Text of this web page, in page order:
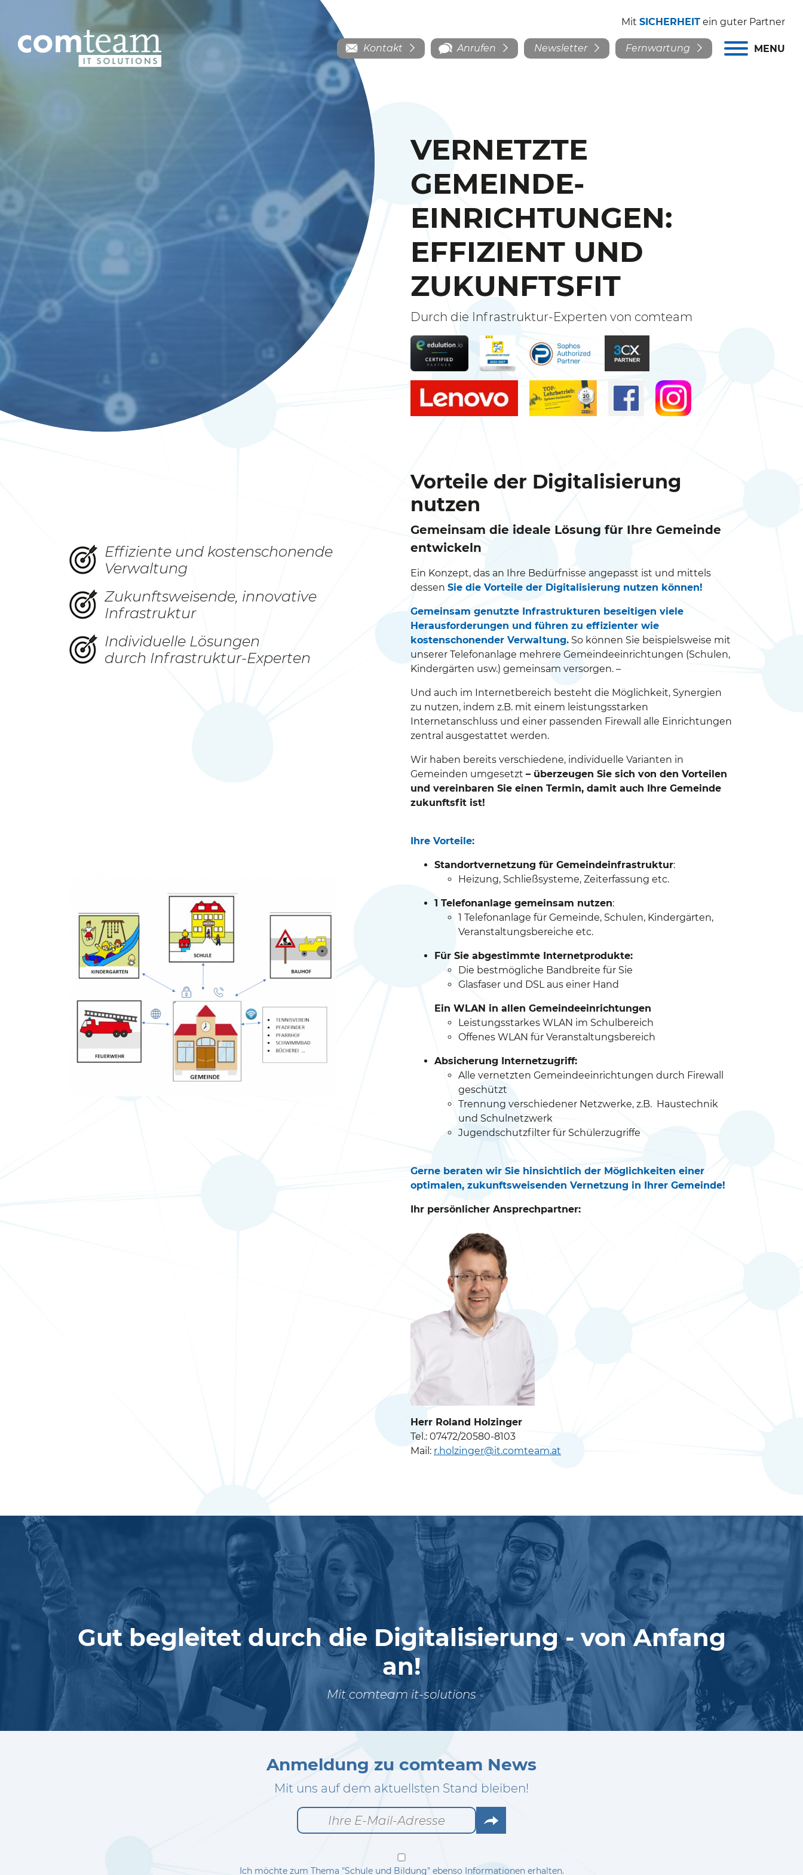
Mit SICHERHEIT ein guter Partner
Kontakt Anrufen Newsletter Fernwartung MENU
VERNETZTE
GEMEINDE-
EINRICHTUNGEN:
EFFIZIENT UND
ZUKUNFTSFIT
Durch die Infrastruktur-Experten von comteam
Effiziente und kostenschonende
Verwaltung
Zukunftsweisende, innovative
Infrastruktur
Individuelle Lösungen
durch Infrastruktur-Experten
Vorteile der Digitalisierung
nutzen
Gemeinsam die ideale Lösung für Ihre Gemeinde
entwickeln
Ein Konzept, das an Ihre Bedürfnisse angepasst ist und mittels
dessen Sie die Vorteile der Digitalisierung nutzen können!
Gemeinsam genutzte Infrastrukturen beseitigen viele
Herausforderungen und führen zu effizienter wie
kostenschonender Verwaltung. So können Sie beispielsweise mit
unserer Telefonanlage mehrere Gemeindeeinrichtungen (Schulen,
Kindergärten usw.) gemeinsam versorgen. –
Und auch im Internetbereich besteht die Möglichkeit, Synergien
zu nutzen, indem z.B. mit einem leistungsstarken
Internetanschluss und einer passenden Firewall alle Einrichtungen
zentral ausgestattet werden.
Wir haben bereits verschiedene, individuelle Varianten in
Gemeinden umgesetzt – überzeugen Sie sich von den Vorteilen
und vereinbaren Sie einen Termin, damit auch Ihre Gemeinde
zukunftsfit ist!
Ihre Vorteile:
Standortvernetzung für Gemeindeinfrastruktur:
Heizung, Schließsysteme, Zeiterfassung etc.
1 Telefonanlage gemeinsam nutzen:
1 Telefonanlage für Gemeinde, Schulen, Kindergärten,
Veranstaltungsbereiche etc.
Für Sie abgestimmte Internetprodukte:
Die bestmögliche Bandbreite für Sie
Glasfaser und DSL aus einer Hand
Ein WLAN in allen Gemeindeeinrichtungen
Leistungsstarkes WLAN im Schulbereich
Offenes WLAN für Veranstaltungsbereich
Absicherung Internetzugriff:
Alle vernetzten Gemeindeeinrichtungen durch Firewall
geschützt
Trennung verschiedener Netzwerke, z.B. Haustechnik
und Schulnetzwerk
Jugendschutzfilter für Schülerzugriffe
Gerne beraten wir Sie hinsichtlich der Möglichkeiten einer
optimalen, zukunftsweisenden Vernetzung in Ihrer Gemeinde!
Ihr persönlicher Ansprechpartner:
Herr Roland Holzinger
Tel.: 07472/20580-8103
Mail: r.holzinger@it.comteam.at
Gut begleitet durch die Digitalisierung - von Anfang
an!
Mit comteam it-solutions
Anmeldung zu comteam News
Mit uns auf dem aktuellsten Stand bleiben!
Ich möchte zum Thema "Schule und Bildung" ebenso Informationen erhalten.
Go